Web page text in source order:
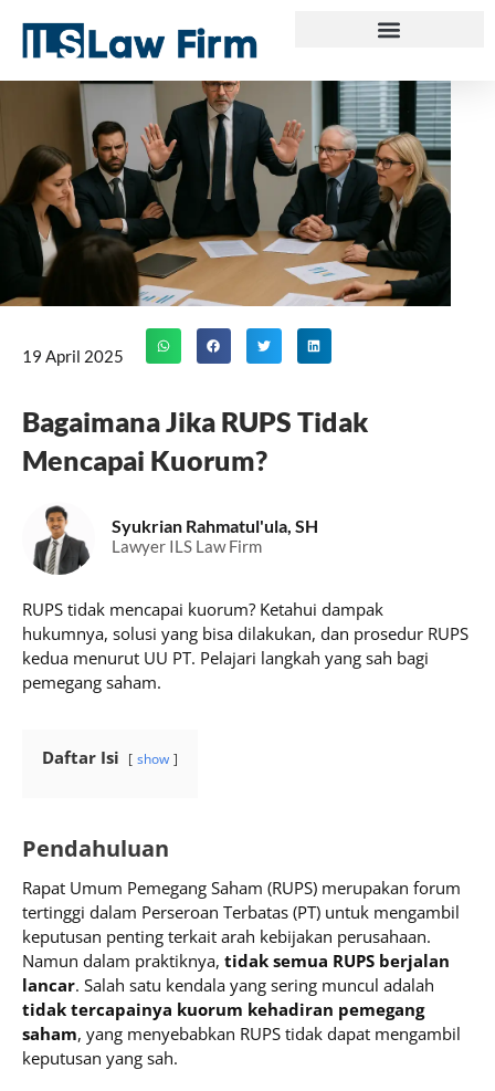
content
19 April 2025
Bagaimana Jika RUPS Tidak
Mencapai Kuorum?
Syukrian Rahmatul'ula, SH
Lawyer ILS Law Firm
RUPS tidak mencapai kuorum? Ketahui dampak
hukumnya, solusi yang bisa dilakukan, dan prosedur RUPS
kedua menurut UU PT. Pelajari langkah yang sah bagi
pemegang saham.
Daftar Isi show
Pendahuluan
Rapat Umum Pemegang Saham (RUPS) merupakan forum
tertinggi dalam Perseroan Terbatas (PT) untuk mengambil
keputusan penting terkait arah kebijakan perusahaan.
Namun dalam praktiknya, tidak semua RUPS berjalan
lancar. Salah satu kendala yang sering muncul adalah
tidak tercapainya kuorum kehadiran pemegang
saham, yang menyebabkan RUPS tidak dapat mengambil
keputusan yang sah.